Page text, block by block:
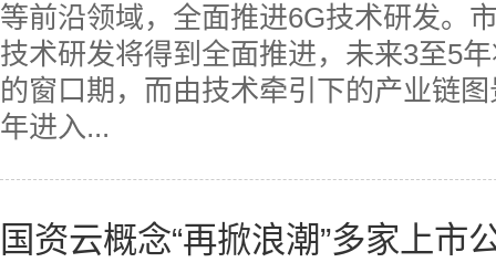
等前沿领域，全面推进6G技术研发。
技术研发将得到全面推进，未来3至5
的窗口期，而由技术牵引下的产业链
年进入...
国资云概念“再掀浪潮”多家上市